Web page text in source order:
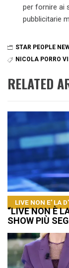
per fornire ai
pubblicitarie
STAR PEOPLE
NICOLA PORRO
RELATED
LIVE NON E' LA
“LIVE NON È
SHOW PIÙ